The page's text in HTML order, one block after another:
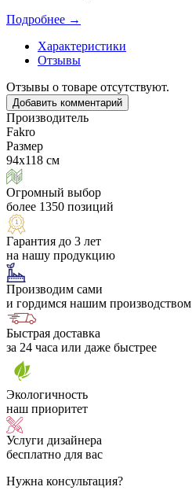
Подробнее →
Характеристики
Отзывы
Отзывы о товаре отсутствуют.
Добавить комментарий
Производитель
Fakro
Размер
94х118 см
Огромный выбор
более 1350 позиций
Гарантия до 3 лет
на нашу продукцию
Производим сами
и гордимся нашим производством
Быстрая доставка
за 24 часа или даже быстрее
Экологичность
наш приоритет
Услуги дизайнера
бесплатно для вас
Нужна консультация?